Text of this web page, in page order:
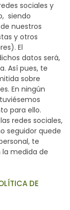
sociales y
siendo
nuestros
y otros
El
datos será,
Así pues, te
sobre
En ningún
para ello.
redes sociales,
seguidor quede
te
medida de
DE